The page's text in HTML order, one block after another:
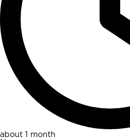
about 1 month